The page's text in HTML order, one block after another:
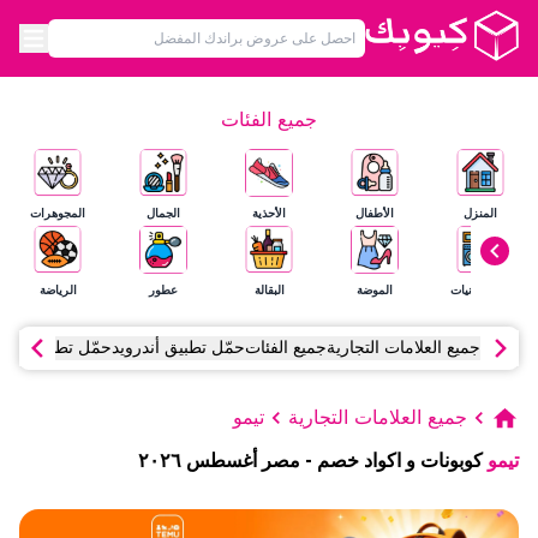
جميع الفئات
المنزل
الإلكترونيات
الأطفال
الموضة
الأحذية
البقالة
الجمال
عطور
المجوهرات
الرياضة
جميع العلامات التجاريةجميع الفئاتحمّل تطبيق أندرويدحمّل تطبيق آي
جميع العلامات التجارية تيمو
تيمو كوبونات و اكواد خصم - مصر أغسطس ٢٠٢٦